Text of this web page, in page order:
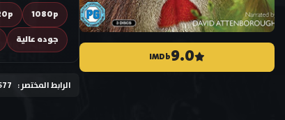
9.0
IMDb
1080p
جوده عالية
الرابط المختصر :